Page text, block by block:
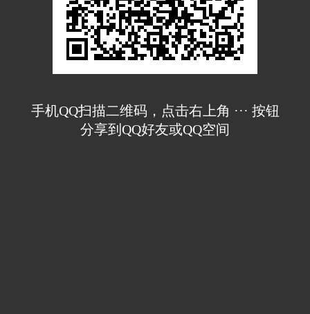
手机QQ扫描二维码，点击右上角 ··· 按钮
分享到QQ好友或QQ空间